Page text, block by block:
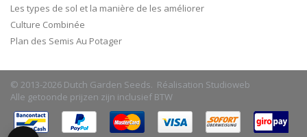
Les types de sol et la manière de les améliorer
Culture Combinée
Plan des Semis Au Potager
© 2013-2026 Dutch Garden Seeds. Réalisation Studioweb
Alle getoonde prijzen zijn inclusief BTW